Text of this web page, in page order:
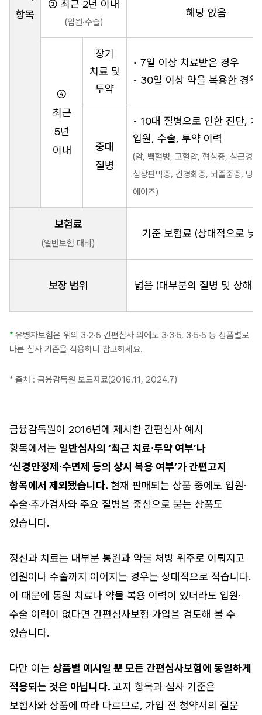
항목
③ 최근 2년 이내
(입원·수술)
해당 없음
④
최근
5년
이내
장기
치료 및
투약
• 7일 이상 치료받은 경우
• 30일 이상 약을 복용한 경우
중대
질병
• 10대 질병으로 인한 진단,
입원, 수술, 투약 이력
(암, 백혈병, 고혈압, 협심증, 심근경색,
심장판막증, 간경화증, 뇌졸중증, 당
에이즈)
보험료
(일반보험 대비)
기준 보험료 (상대적으로 낮
보장 범위 넓음 (대부분의 질병 및 상해
* 유병자보험은 위의 3·2·5 간편심사 외에도 3·3·5, 3·5·5 등 상품별로
다른 심사 기준을 적용하니 참고하세요.
* 출처 : 금융감독원 보도자료(2016.11, 2024.7)
금융감독원이 2016년에 제시한 간편심사 예시
항목에서는 일반심사의 ‘최근 치료·투약 여부’나
‘신경안정제·수면제 등의 상시 복용 여부’가 간편고지
항목에서 제외됐습니다. 현재 판매되는 상품 중에도 입원·
수술·추가검사와 주요 질병을 중심으로 묻는 상품도
있습니다.
정신과 치료는 대부분 통원과 약물 처방 위주로 이뤄지고
입원이나 수술까지 이어지는 경우는 상대적으로 적습니다.
이 때문에 통원 치료나 약물 복용 이력이 있더라도 입원·
수술 이력이 없다면 간편심사보험 가입을 검토해 볼 수
있습니다.
다만 이는 상품별 예시일 뿐 모든 간편심사보험에 동일하게
적용되는 것은 아닙니다. 고지 항목과 심사 기준은
보험사와 상품에 따라 다르므로, 가입 전 청약서의 질문